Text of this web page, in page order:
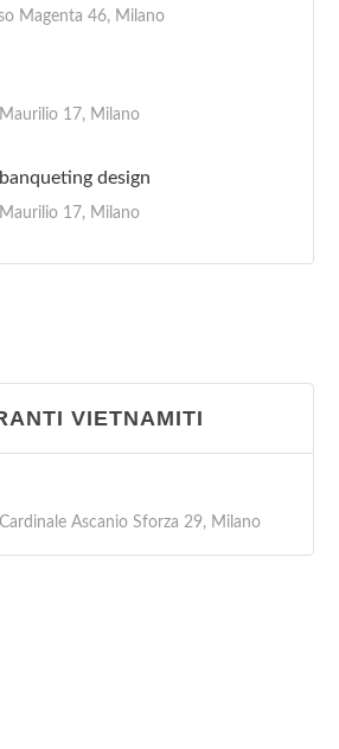
Magenta 46, Milano
17, Milano
design
17, Milano
Farini 70, Milano
VIETNAMITI
Ascanio Sforza 29, Milano